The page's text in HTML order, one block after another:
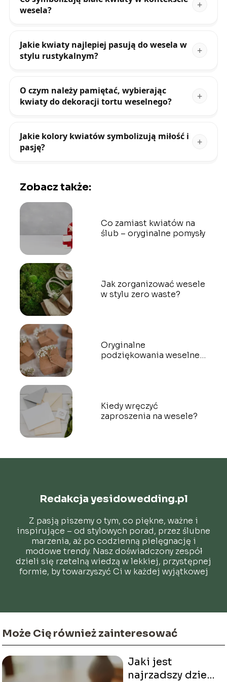
wesela?
Jakie kwiaty najlepiej pasują do wesela w
stylu rustykalnym?
O czym należy pamiętać, wybierając
kwiaty do dekoracji tortu weselnego?
Jakie kolory kwiatów symbolizują miłość i
pasję?
Zobacz także:
Co zamiast kwiatów na
ślub – oryginalne pomysły
Jak zorganizować wesele
w stylu zero waste?
Oryginalne
podziękowania weselne –
Kiedy wręczyć
zaproszenia na wesele?
Redakcja yesidowedding.pl
Z pasją piszemy o tym, co piękne, ważne i
inspirujące – od stylowych porad, przez ślubne
marzenia, aż po codzienną pielęgnację i
modowe trendy. Nasz doświadczony zespół
dzieli się rzetelną wiedzą w lekkiej, przystępnej
formie, by towarzyszyć Ci w każdej wyjątkowej
Może Cię również zainteresować
Jaki jest
najrzadszy dzień